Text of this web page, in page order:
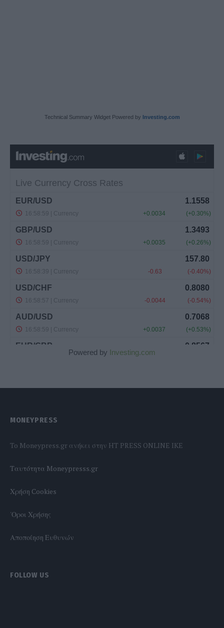
Technical Summary Widget Powered by Investing.com
Powered by Investing.com
MONEYPRESS
To Moneypress.gr ανήκει στην HT PRESS ONLINE IKE
Tαυτότητα Moneypresss.gr
Χρήση Cookies
'Οροι Χρήσης
Αποποίηση Ευθυνών
FOLLOW US